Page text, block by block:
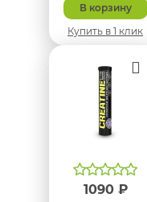
В корзину
Купить в 1 клик
1090 ₽